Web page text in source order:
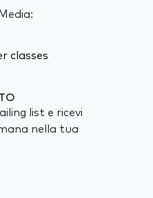
classes
list e ricevi
nella tua